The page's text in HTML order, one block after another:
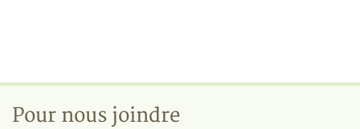
Pour nous joindre